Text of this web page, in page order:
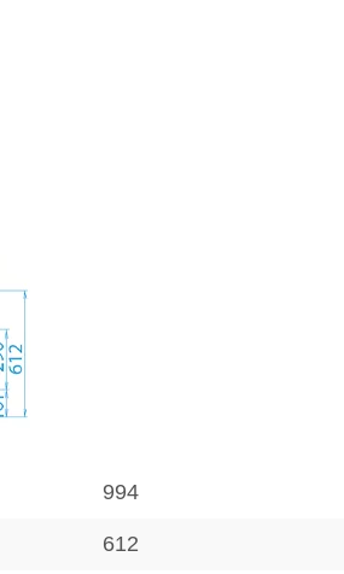
994
612